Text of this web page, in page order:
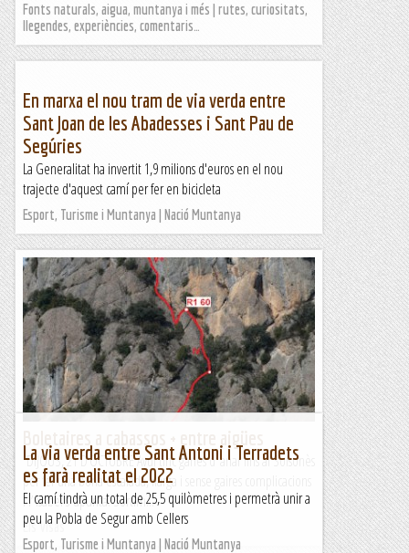
Fonts naturals, aigua, muntanya i més | rutes, curiositats,
llegendes, experiències, comentaris…
En marxa el nou tram de via verda entre
Sant Joan de les Abadesses i Sant Pau de
Segúries
La Generalitat ha invertit 1,9 milions d'euros en el nou
trajecte d'aquest camí per fer en bicicleta
Esport, Turisme i Muntanya | Nació Muntanya
DIJOUS, 21 D’OCTUBRE Avui tinc ganes d’ anar fins al Solsonès
per fer una bona escalada, llarga i sense gaires complicacions
i l’ Isabel s’ apunta. Sortim...
Els Visas
La via verda entre Sant Antoni i Terradets
es farà realitat el 2022
El camí tindrà un total de 25,5 quilòmetres i permetrà unir a
peu la Pobla de Segur amb Cellers
Esport, Turisme i Muntanya | Nació Muntanya